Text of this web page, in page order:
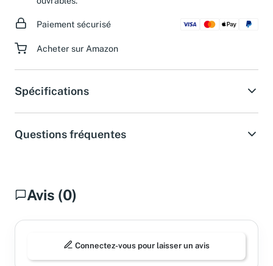
Paiement sécurisé
Acheter sur Amazon
Spécifications
Questions fréquentes
Avis (0)
Connectez-vous pour laisser un avis